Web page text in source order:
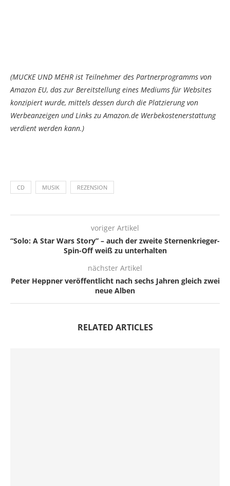
(MUCKE UND MEHR ist Teilnehmer des Partnerprogramms von
Amazon EU, das zur Bereitstellung eines Mediums für Websites
konzipiert wurde, mittels dessen durch die Platzierung von
Werbeanzeigen und Links zu Amazon.de Werbekostenerstattung
verdient werden kann.)
CD MUSIK REZENSION
voriger Artikel
“Solo: A Star Wars Story” – auch der zweite Sternenkrieger-
Spin-Off weiß zu unterhalten
nächster Artikel
Peter Heppner veröffentlicht nach sechs Jahren gleich zwei
neue Alben
RELATED ARTICLES